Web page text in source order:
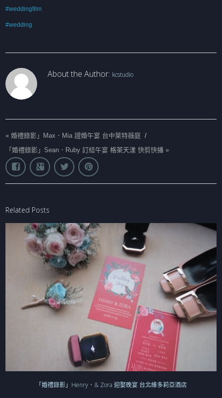
#weddingfilm
#wedding
About the Author: kcstudio
«婚禮錄影」Max．Mia 證婚午宴 台中萊特薇庭 /
「婚禮錄影」Sean．Ruby 訂結午宴 格萊天漾 快剪快播 »
Related Posts
「婚禮錄影」Henry．& Zora 迎娶晚宴 台北維多莉亞酒店